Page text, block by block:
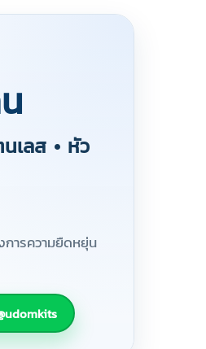
เลส • หัว
ารความยืดหยุ่น